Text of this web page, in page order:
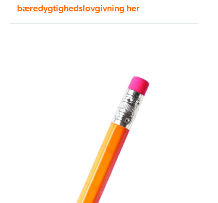
bæredygtighedslovgivning her